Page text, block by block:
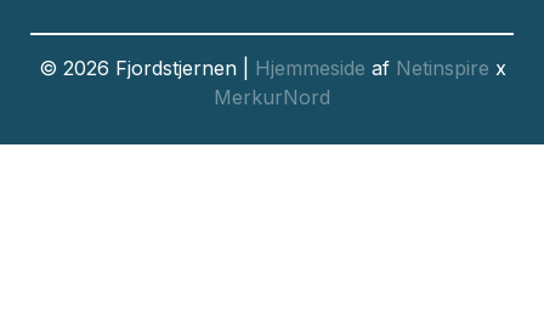
© 2026 Fjordstjernen | Hjemmeside af Netinspire x
MerkurNord